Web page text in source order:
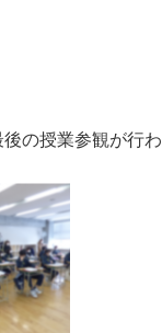
の授業参観が行